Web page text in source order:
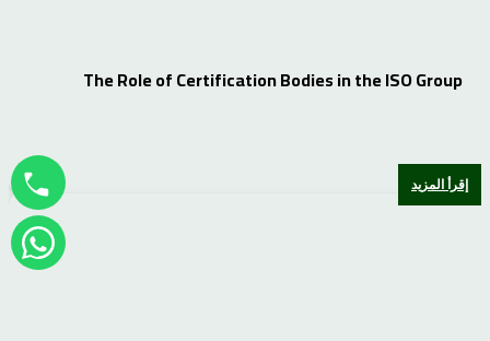
The Role of Certification Bodies in the ISO Group
إقرأ المزيد